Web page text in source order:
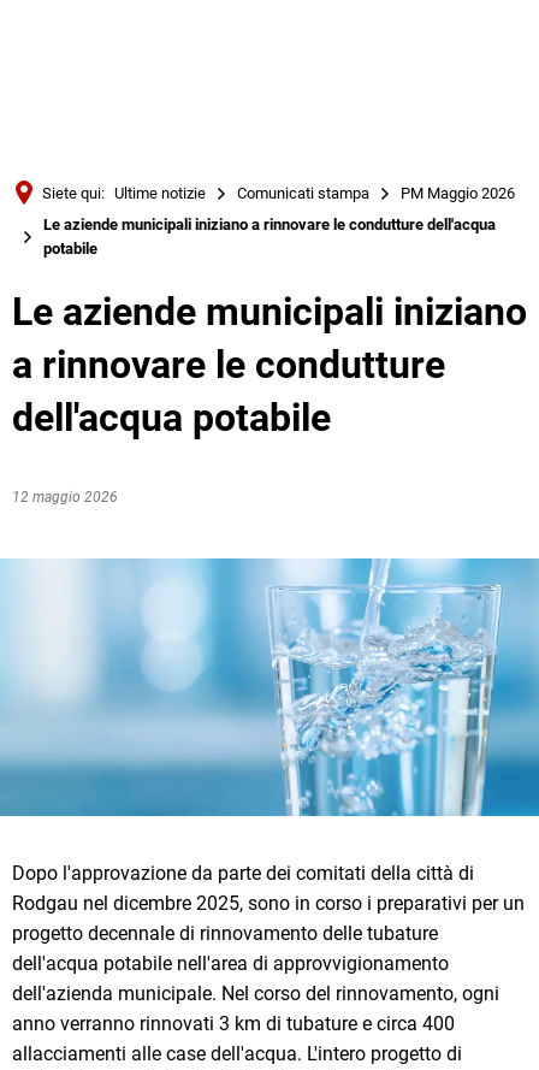
Русский
Deutsch
Siete qui: Ultime notizie Comunicati stampa
PM Maggio 2026
Le aziende municipali iniziano a rinnovare le condutture dell'acqua
potabile
Le aziende municipali iniziano
a rinnovare le condutture
dell'acqua potabile
12 maggio 2026
Dopo l'approvazione da parte dei comitati della città di
Rodgau nel dicembre 2025, sono in corso i preparativi per un
progetto decennale di rinnovamento delle tubature
dell'acqua potabile nell'area di approvvigionamento
dell'azienda municipale. Nel corso del rinnovamento, ogni
anno verranno rinnovati 3 km di tubature e circa 400
allacciamenti alle case dell'acqua. L'intero progetto di